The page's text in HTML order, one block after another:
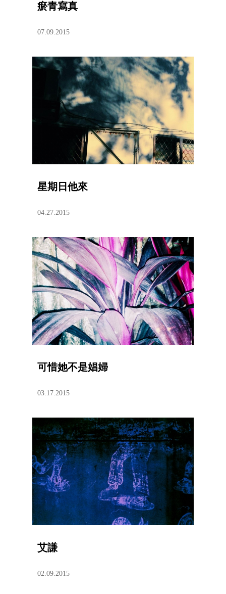
瘀青寫真
07.09.2015
星期日他來
04.27.2015
可惜她不是娼婦
03.17.2015
艾謙
02.09.2015